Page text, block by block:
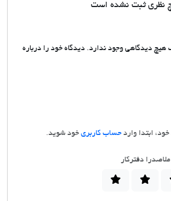
نظری ثبت نشده است
هیچ دیدگاهی وجود ندارد. دیدگاه خود را درباره
ابتدا وارد حساب کاربری خود شوید.